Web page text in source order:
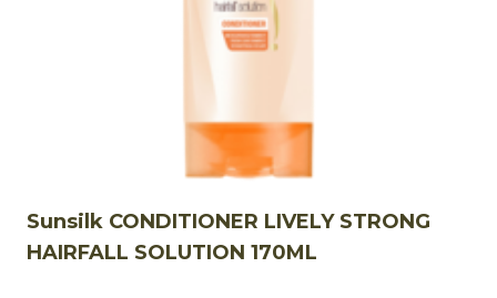
Sunsilk CONDITIONER LIVELY STRONG
HAIRFALL SOLUTION 170ML